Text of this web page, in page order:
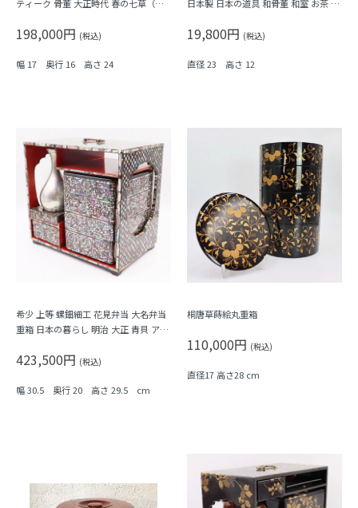
ティーク 骨董 大正時代 春の七草（た
198,000円 (税込)
幅 17 奥行 16 高さ 24
日本製 日本の道具 和骨董 和室 お茶 ア
19,800円 (税込)
直径 23 高さ 12
希少 上等 螺鈿細工 花見弁当 大名弁当
重箱 日本の暮らし 明治 大正 青貝 アン
423,500円 (税込)
幅 30.5 奥行 20 高さ 29.5 cm
桐唐草蒔絵丸重箱
110,000円 (税込)
直径17 高さ28 cm